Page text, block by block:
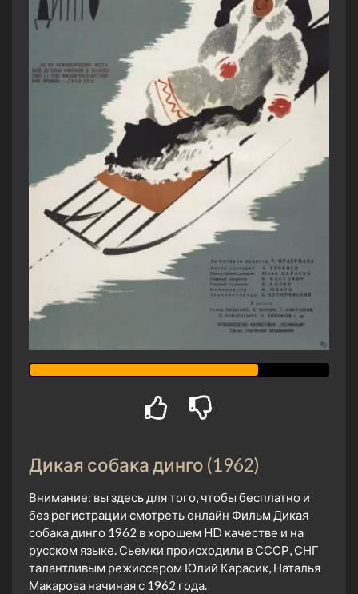
Дикая собака динго (1962)
Внимание: вы здесь для того, чтобы бесплатно и
без регистрации смотреть онлайн Фильм Дикая
собака динго 1962 в хорошем HD качестве и на
русском языке. Сьемки происходили в СССР, СНГ
талантливым режиссером Юлий Карасик, Наталья
Макарова начиная с 1962 года.